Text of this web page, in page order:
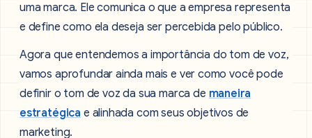
uma marca. Ele comunica o que a empresa representa
e define como ela deseja ser percebida pelo público.
Agora que entendemos a importância do tom de voz,
vamos aprofundar ainda mais e ver como você pode
definir o tom de voz da sua marca de maneira
estratégica e alinhada com seus objetivos de
marketing.